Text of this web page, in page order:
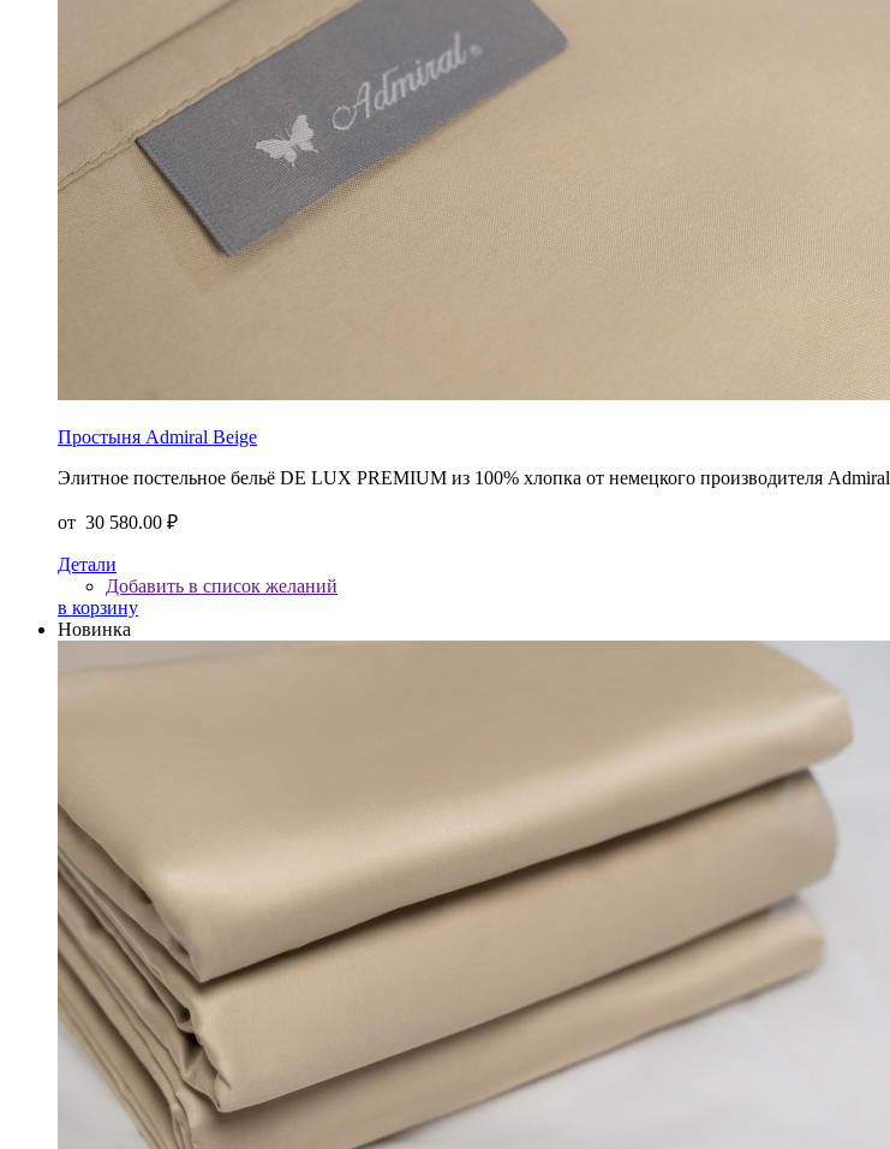
Простыня Admiral Beige
Элитное постельное бельё DE LUX PREMIUM из 100% хлопка от немецкого производителя Admiral
от 30 580.00 ₽
Детали
Добавить в список желаний
в корзину
Новинка